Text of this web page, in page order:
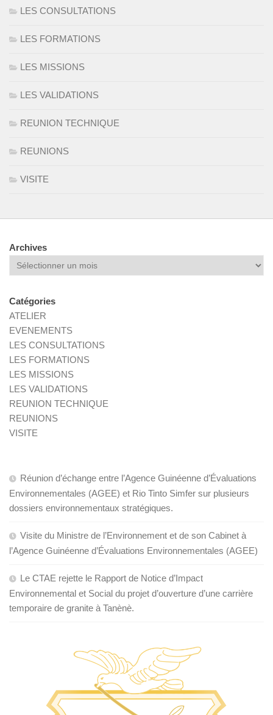
LES CONSULTATIONS
LES FORMATIONS
LES MISSIONS
LES VALIDATIONS
REUNION TECHNIQUE
REUNIONS
VISITE
Archives
Archives
Catégories
ATELIER
EVENEMENTS
LES CONSULTATIONS
LES FORMATIONS
LES MISSIONS
LES VALIDATIONS
REUNION TECHNIQUE
REUNIONS
VISITE
Réunion d’échange entre l’Agence Guinéenne d’Évaluations
Environnementales (AGEE) et Rio Tinto Simfer sur plusieurs
dossiers environnementaux stratégiques.
Visite du Ministre de l’Environnement et de son Cabinet à
l’Agence Guinéenne d’Évaluations Environnementales (AGEE)
Le CTAE rejette le Rapport de Notice d’Impact
Environnemental et Social du projet d’ouverture d’une carrière
temporaire de granite à Tanènè.